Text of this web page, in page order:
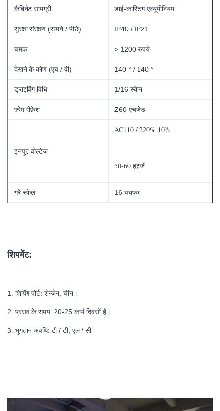
कैबिनेट सामग्री डाई-कास्टिंग एल्यूमीनियम
सुरक्षा संरक्षण (सामने / पीछे) IP40 / IP21
चमक > 1200 रुपये
देखने के कोण (एच / वी) 140 ° / 140 °
ड्राइविंग विधि 1/16 स्कैन
फ़्रेम रीफ़ेश Z60 एचजेड
इनपुट वोल्टेज
AC110 / 220% 10%
50-60 हर्ट्ज
ग्रे स्केल 16 चक्कर
शिपमेंट:
1. शिपिंग पोर्ट: शेन्ज़ेन, चीन।
2. प्रसव के समय: 20-25 कार्य दिवसों है।
3. भुगतान अवधि: टी / टी, एल / सी